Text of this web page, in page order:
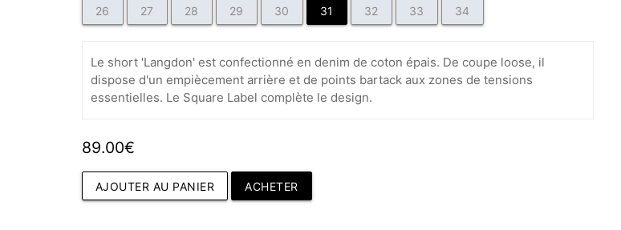
26 27 28 29 30 31 32 33 34
Le short 'Langdon' est confectionné en denim de coton épais. De coupe loose, il
dispose d'un empiècement arrière et de points bartack aux zones de tensions
essentielles. Le Square Label complète le design.
89.00€
AJOUTER AU PANIER ACHETER